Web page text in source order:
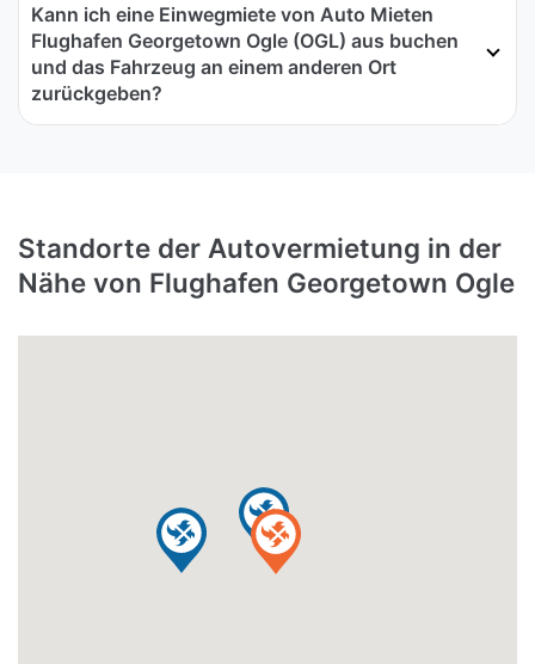
Kann ich eine Einwegmiete von Auto Mieten
Flughafen Georgetown Ogle (OGL) aus buchen
und das Fahrzeug an einem anderen Ort
zurückgeben?
Standorte der Autovermietung in der
Nähe von Flughafen Georgetown Ogle